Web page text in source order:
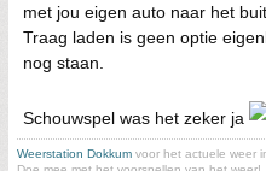
met jou eigen auto naar het
Traag laden is geen optie
nog staan.
Schouwspel was het zeker ja
Weerstation Dokkum voor het actuele weer